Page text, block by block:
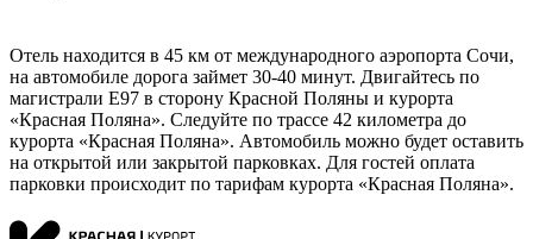
Отель находится в 45 км от международного аэропорта Сочи,
на автомобиле дорога займет 30-40 минут. Двигайтесь по
магистрали Е97 в сторону Красной Поляны и курорта
«Красная Поляна». Следуйте по трассе 42 километра до
курорта «Красная Поляна». Автомобиль можно будет оставить
на открытой или закрытой парковках. Для гостей оплата
парковки происходит по тарифам курорта «Красная Поляна».